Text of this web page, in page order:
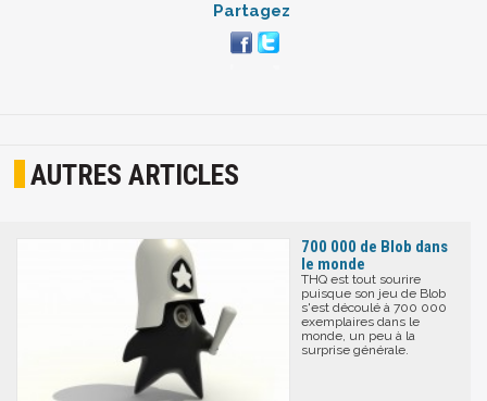
Partagez
AUTRES ARTICLES
700 000 de Blob dans
le monde
THQ est tout sourire
puisque son jeu de Blob
s'est découlé à 700 000
exemplaires dans le
monde, un peu à la
surprise générale.